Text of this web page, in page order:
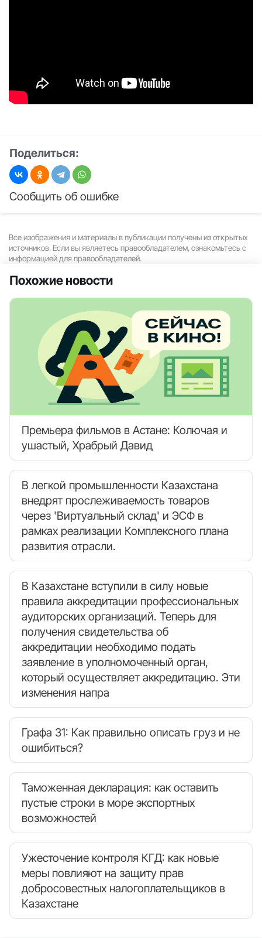
Поделиться:
Сообщить об ошибке
Все изображения и материалы в публикации получены из открытых
источников. Если вы являетесь правообладателем, ознакомьтесь с
информацией для правообладателей.
Похожие новости
Премьера фильмов в Астане: Колючая и
ушастый, Храбрый Давид
В легкой промышленности Казахстана
внедрят прослеживаемость товаров
через 'Виртуальный склад' и ЭСФ в
рамках реализации Комплексного плана
развития отрасли.
В Казахстане вступили в силу новые
правила аккредитации профессиональных
аудиторских организаций. Теперь для
получения свидетельства об
аккредитации необходимо подать
заявление в уполномоченный орган,
который осуществляет аккредитацию. Эти
изменения напра
Графа 31: Как правильно описать груз и не
ошибиться?
Таможенная декларация: как оставить
пустые строки в море экспортных
возможностей
Ужесточение контроля КГД: как новые
меры повлияют на защиту прав
добросовестных налогоплательщиков в
Казахстане